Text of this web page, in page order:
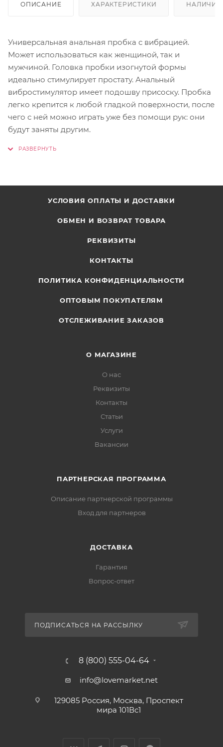
ОПИСАНИЕ ХАРАКТЕРИСТИКИ НАЛИЧИЕ
Универсальная анальная пробка с вибрацией.
Может использоваться как женщиной, так и
мужчиной. Головка пробки изогнутой формы
идеально стимулирует простату. Анальный
вибростимулятор имеет подошву присоску. Пробка
легко крепится к любой гладкой поверхности, после
чего с ней можно играть уже без помощи рук: они
будут заняты другим.
УСЛОВИЯ ОПЛАТЫ И ДОСТАВКИ
ОБМЕН И ВОЗВРАТ ТОВАРА
РЕКВИЗИТЫ
КОНТАКТЫ
ПОЛИТИКА КОНФИДЕНЦИАЛЬНОСТИ
ОПТОВЫМ ПОКУПАТЕЛЯМ
ОТСЛЕЖИВАНИЕ ЗАКАЗОВ
О МАГАЗИНЕ
О нас
Реквизиты
Контакты
Статьи
Услуги
Вакансии
ПАРТНЕРСКАЯ ПРОГРАММА
Описание партнерской программы
Вход для партнеров
ДОСТАВКА
Гарантия
Вопрос-ответ
ПОДПИСАТЬСЯ НА РАССЫЛКУ
8 (800) 555-04-64
info@lovemarket.net
129085 Россия, Москва, Проспект
мира 101Вс1